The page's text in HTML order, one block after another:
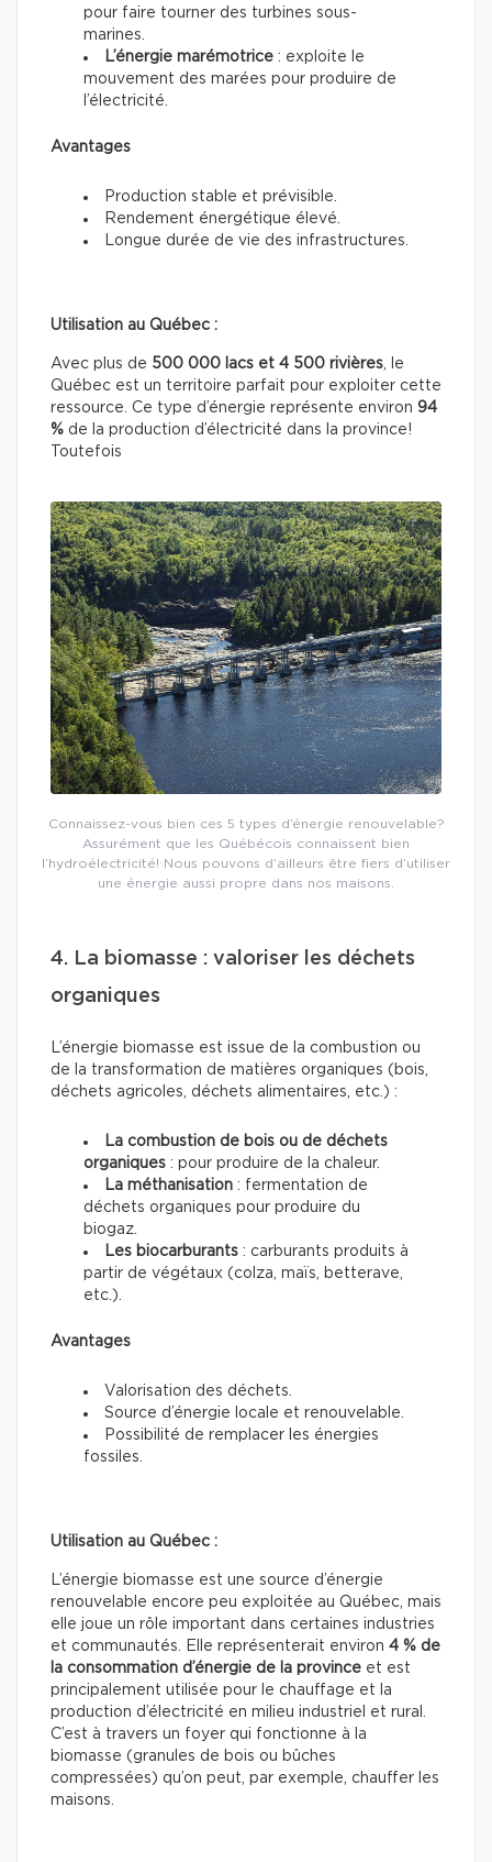
pour faire tourner des turbines sous-
marines.
L’énergie marémotrice : exploite le
mouvement des marées pour produire de
l’électricité.
Avantages
Production stable et prévisible.
Rendement énergétique élevé.
Longue durée de vie des infrastructures.
Utilisation au Québec :
Avec plus de 500 000 lacs et 4 500 rivières , le
Québec est un territoire parfait pour exploiter cette
ressource. Ce type d’énergie représente environ 94
% de la production d’électricité dans la province!
Toutefois
Connaissez-vous bien ces 5 types d’énergie renouvelable?
Assurément que les Québécois connaissent bien
l’hydroélectricité! Nous pouvons d’ailleurs être fiers d’utiliser
une énergie aussi propre dans nos maisons.
4. La biomasse : valoriser les déchets
organiques
L’énergie biomasse est issue de la combustion ou
de la transformation de matières organiques (bois,
déchets agricoles, déchets alimentaires, etc.) :
La combustion de bois ou de déchets
organiques : pour produire de la chaleur.
La méthanisation : fermentation de
déchets organiques pour produire du
biogaz.
Les biocarburants : carburants produits à
partir de végétaux (colza, maïs, betterave,
etc.).
Avantages
Valorisation des déchets.
Source d’énergie locale et renouvelable.
Possibilité de remplacer les énergies
fossiles.
Utilisation au Québec :
L’énergie biomasse est une source d’énergie
renouvelable encore peu exploitée au Québec, mais
elle joue un rôle important dans certaines industries
et communautés. Elle représenterait environ 4 % de
la consommation d’énergie de la province et est
principalement utilisée pour le chauffage et la
production d’électricité en milieu industriel et rural.
C’est à travers un foyer qui fonctionne à la
biomasse (granules de bois ou bûches
compressées) qu’on peut, par exemple, chauffer les
maisons.